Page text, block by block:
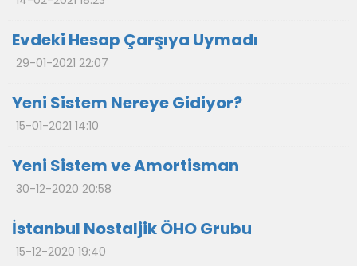
Evdeki Hesap Çarşıya Uymadı
29-01-2021 22:07
Yeni Sistem Nereye Gidiyor?
15-01-2021 14:10
Yeni Sistem ve Amortisman
30-12-2020 20:58
İstanbul Nostaljik ÖHO Grubu
15-12-2020 19:40